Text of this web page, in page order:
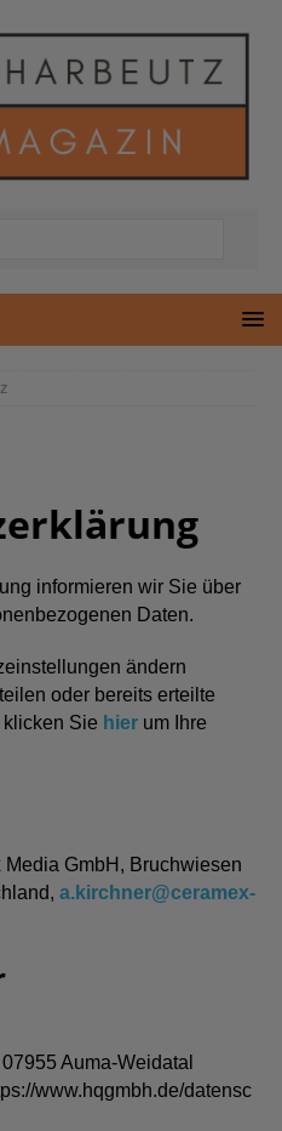
informieren wir Sie über
Daten.
ändern
oder bereits erteilte
Sie hier um Ihre
GmbH, Bruchwiesen
a.kirchner@ceramex-
Auma-Weidatal
www.hqgmbh.de/datensc